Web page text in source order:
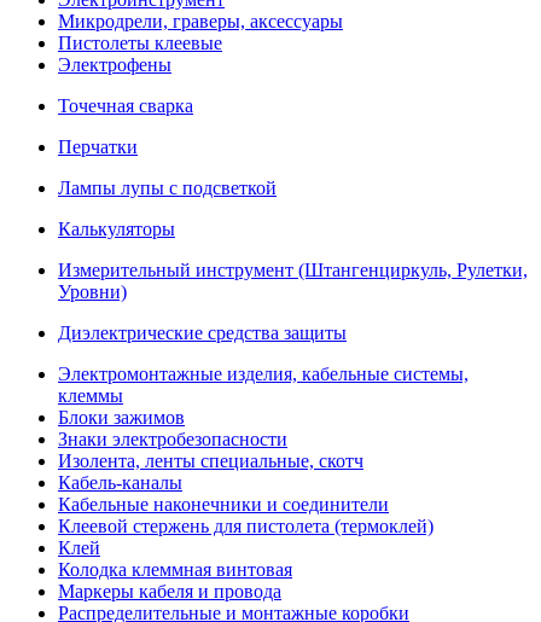
Микродрели, граверы, аксессуары
Пистолеты клеевые
Электрофены
Точечная сварка
Перчатки
Лампы лупы с подсветкой
Калькуляторы
Измерительный инструмент (Штангенциркуль, Рулетки,
Уровни)
Диэлектрические средства защиты
Электромонтажные изделия, кабельные системы,
клеммы
Блоки зажимов
Знаки электробезопасности
Изолента, ленты специальные, скотч
Кабель-каналы
Кабельные наконечники и соединители
Клеевой стержень для пистолета (термоклей)
Клей
Колодка клеммная винтовая
Маркеры кабеля и провода
Распределительные и монтажные коробки